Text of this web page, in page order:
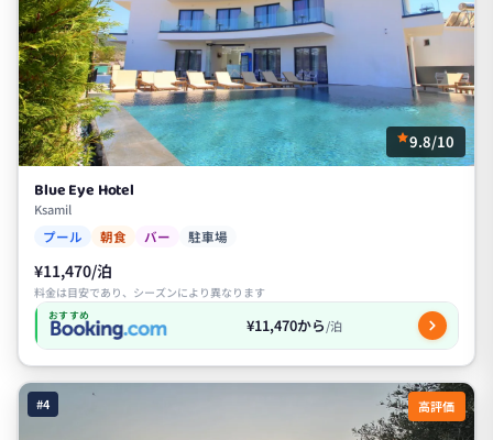
9.8/10
Blue Eye Hotel
Ksamil
プール
朝食 バー 駐車場
¥11,470/泊
料金は目安であり、シーズンにより異なります
おすすめ ¥11,470から/泊
#4 高評価